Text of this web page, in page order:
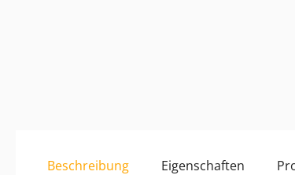
Beschreibung Eigenschaften